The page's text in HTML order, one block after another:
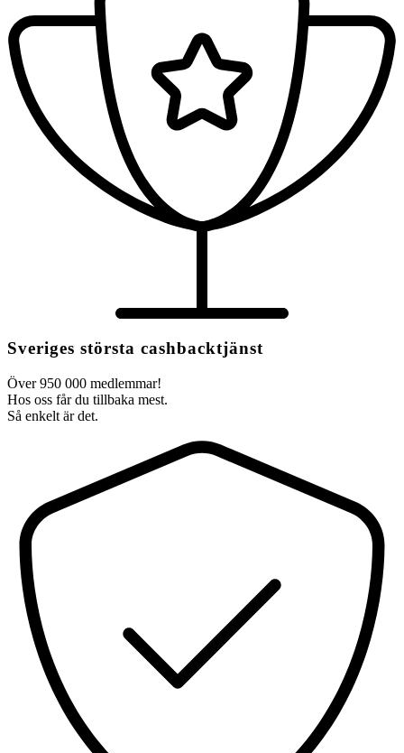
Sveriges största cashbacktjänst
Över 950 000 medlemmar!
Hos oss får du tillbaka mest.
Så enkelt är det.